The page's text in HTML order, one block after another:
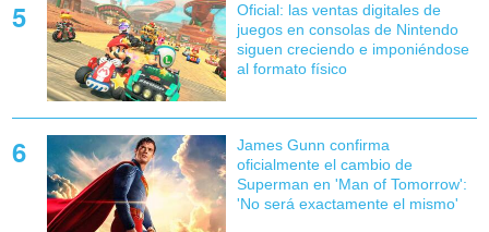
Oficial: las ventas digitales de
juegos en consolas de Nintendo
siguen creciendo e imponiéndose
al formato físico
James Gunn confirma
oficialmente el cambio de
Superman en 'Man of Tomorrow':
'No será exactamente el mismo'